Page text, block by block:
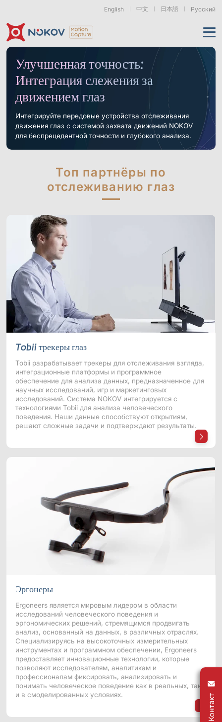
English 中文 日本語 Русский
Дроны, рои &
мобильные роботы
Гуманоидная
роботехника
и воплощённый ИИ
Роботизированные
руки
Экзоскелеты
& Носимые
устройства
Бионические
роботы
Роботизированные
Морские &
Подводные
Приложения
Виртуальная реальность
Науки о жизни
Развлечения
Продукты
Серия Pluto
Серия Mars
Hybrid
Аксессуары
AI MoCap
Пакеты
Пакет отслеживания VRT
Робототехника
Платформа обучения роботов ShadowEngine
Многомодальный сбор и управление данными
Интеграции
Поддержка
Поддержка Загрузки
вопросы
Ресурсы
О нас
Контакт
Motion Capture?
Дистрибьюторы
Улучшенная точность:
Интеграция слежения за
движением глаз
Интегрируйте передовые устройства отслеживания
движения глаз с системой захвата движений NOKOV
для беспрецедентной точности и глубокого анализа.
Топ партнёры по
отслеживанию глаз
Tobii трекеры глаз
Tobii разрабатывает трекеры для отслеживания взгляда,
интеграционные платформы и программное
обеспечение для анализа данных, предназначенное для
научных исследований, игр и маркетинговых
исследований. Система NOKOV интегрируется с
технологиями Tobii для анализа человеческого
поведения. Наши данные способствуют открытиям,
решают сложные задачи и подтверждают результаты.
Эргонеры
Ergoneers является мировым лидером в области
исследований человеческого поведения и
эргономических решений, стремящимся продвигать
анализ, основанный на данных, в различных отраслях.
Специализируясь на высокоточных измерительных
инструментах и программном обеспечении, Ergoneers
предоставляет инновационные технологии, которые
позволяют исследователям, аналитикам и
профессионалам фиксировать, анализировать и
понимать человеческое поведение как в реальных, так
и в смоделированных условиях.
Контакт